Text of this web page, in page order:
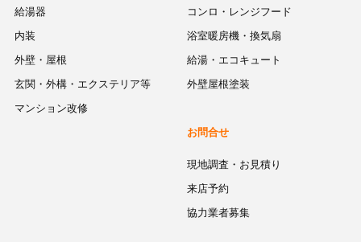
コンロ・レンジフード
浴室暖房機・換気扇
給湯・エコキュート
外壁屋根塗装
給湯器
内装
外壁・屋根
玄関・外構・エクステリア等
マンション改修
お問合せ
現地調査・お見積り
来店予約
協力業者募集